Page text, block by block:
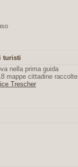
turisti
nella prima guida
mappe cittadine raccolte
Trescher